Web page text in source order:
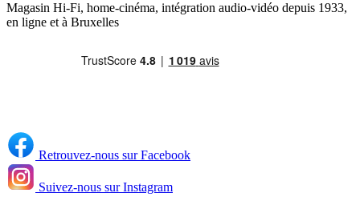
Magasin Hi-Fi, home-cinéma, intégration audio-vidéo depuis 1933,
en ligne et à Bruxelles
Retrouvez-nous sur Facebook
Suivez-nous sur Instagram